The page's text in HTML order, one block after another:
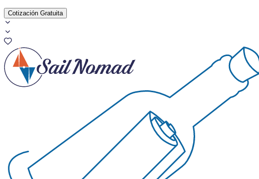
Cotización Gratuita